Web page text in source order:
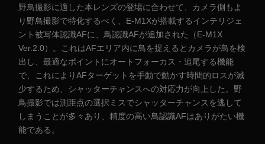
野鳥撮影に適した本レンズの登場に合わせて、カメラ側もよ
り野鳥撮影で特化するべく、E-M1Xが搭載するインテリジェ
ント被写体認識AFに、鳥認識AFが追加された（E-M1X
Ver.2.0）。これはAFエリア内に鳥を捉えるとカメラが鳥を検
出し、最適なポイントにオートフォーカス・追尾する機能
で、これによりAFターゲットを手動で動かす時間的ロスが減
少するため、シャッターチャンスへの対応力が向上した。野
鳥撮影では測距点の選択ミスでシャッターチャンスを逃して
しまうことが多々あり、精度の高い鳥認識AFはありがたい機
能である。